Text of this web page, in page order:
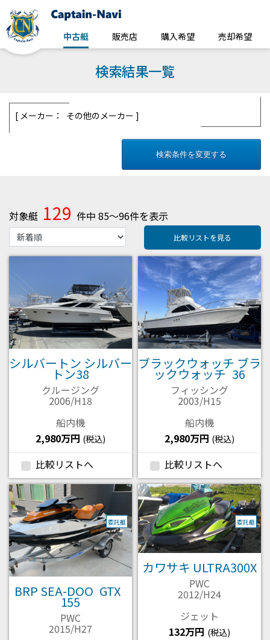
中古艇 販売店 購入希望 売却希望
検索結果一覧
メーカー： その他のメーカー
検索条件を変更する
対象艇 129 件中 85～96件を表示
比較リストを見る
シルバートン シルバー
トン38
クルージング
2006/H18
船内機
2,980万円 (税込)
比較リストへ
ブラックウォッチ ブラ
ックウォッチ 36
フィッシング
2003/H15
船内機
2,980万円 (税込)
比較リストへ
BRP SEA-DOO GTX
155
PWC
2015/H27
委託艇
カワサキ ULTRA300X
PWC
2012/H24
ジェット
132万円 (税込)
委託艇